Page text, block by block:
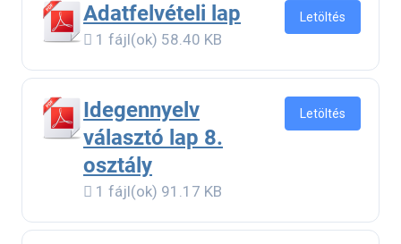
Adatfelvételi lap
1 fájl(ok) 58.40 KB
Letöltés
Idegennyelv
választó lap 8.
osztály
1 fájl(ok) 91.17 KB
Letöltés